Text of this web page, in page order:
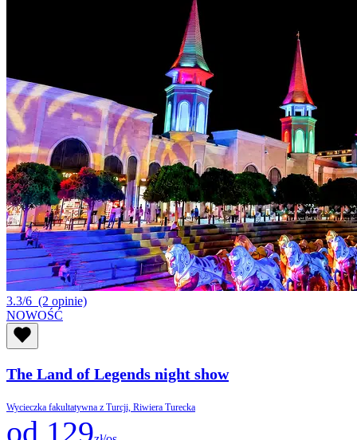
3.3/6 (2 opinie)
NOWOŚĆ
The Land of Legends night show
Wycieczka fakultatywna z Turcji, Riwiera Turecka
od 129